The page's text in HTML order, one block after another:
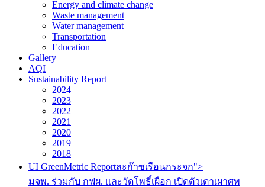
Energy and climate change
Waste management
Water management
Transportation
Education
Gallery
AQI
Sustainability Report
2024
2023
2022
2021
2020
2019
2018
UI GreenMetric Reportละก๊าซเรือนกระจก">
มจพ. ร่วมกับ กฟผ. และวัดโพธิ์เผือก เปิดตัวเตาเผาศพ